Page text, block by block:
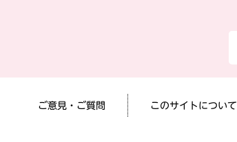
ご意見・ご質問 このサイトについて